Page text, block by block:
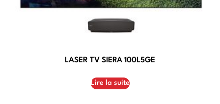
LASER TV SIERA 100L5GE
Lire la suite